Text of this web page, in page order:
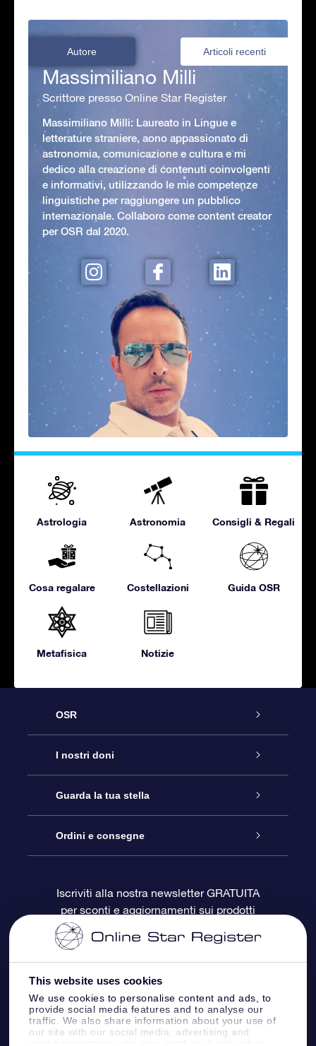
This website uses cookies
We use cookies to personalise content and ads, to
provide social media features and to analyse our
traffic. We also share information about your use of
our site with our social media, advertising and
Autore Articoli recenti
Massimiliano Milli
Scrittore presso Online Star Register
Massimiliano Milli: Laureato in Lingue e
letterature straniere, aono appassionato di
astronomia, comunicazione e cultura e mi
dedico alla creazione di contenuti coinvolgenti
e informativi, utilizzando le mie competenze
linguistiche per raggiungere un pubblico
internazionale. Collaboro come content creator
per OSR dal 2020.
Astrologia Astronomia Consigli & Regali
Cosa regalare Costellazioni Guida OSR
Metafisica Notizie
OSR
Assistenza
Contattaci
Blog
OSR Recensioni
I nostri doni
Online Star Gift
Pacchetto regalo OSR
Gift Card OSR
Doni aziendali
Guarda la tua stella
Registro stellare
Star Page personalizzata
One Million Stars
OSR Starsaver
App VR ‘Fly me to the stars’
Ordini e consegne
Informazioni di Pagamento
Politica di reso
Costellazioni
Iscriviti alla nostra newsletter GRATUITA
per sconti e aggiornamenti sui prodotti